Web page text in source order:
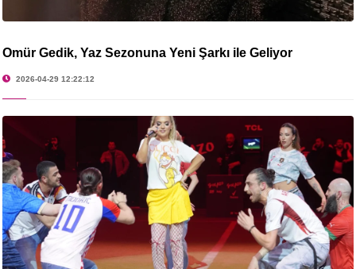
Ömür Gedik, Yaz Sezonuna Yeni Şarkı ile Geliyor
2026-04-29 12:22:12